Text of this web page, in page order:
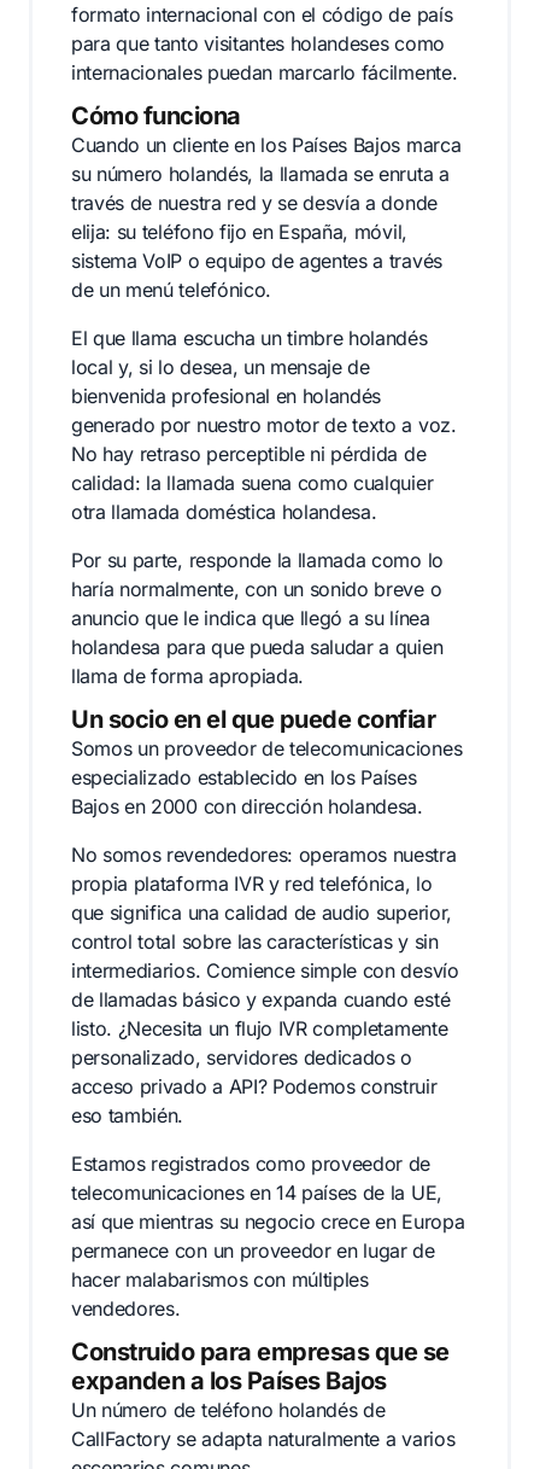
formato internacional con el código de país
para que tanto visitantes holandeses como
internacionales puedan marcarlo fácilmente.
Cómo funciona
Cuando un cliente en los Países Bajos marca
su número holandés, la llamada se enruta a
través de nuestra red y se desvía a donde
elija: su teléfono fijo en España, móvil,
sistema VoIP o equipo de agentes a través
de un menú telefónico.
El que llama escucha un timbre holandés
local y, si lo desea, un mensaje de
bienvenida profesional en holandés
generado por nuestro motor de texto a voz.
No hay retraso perceptible ni pérdida de
calidad: la llamada suena como cualquier
otra llamada doméstica holandesa.
Por su parte, responde la llamada como lo
haría normalmente, con un sonido breve o
anuncio que le indica que llegó a su línea
holandesa para que pueda saludar a quien
llama de forma apropiada.
Un socio en el que puede confiar
Somos un proveedor de telecomunicaciones
especializado establecido en los Países
Bajos en 2000 con dirección holandesa.
No somos revendedores: operamos nuestra
propia plataforma IVR y red telefónica, lo
que significa una calidad de audio superior,
control total sobre las características y sin
intermediarios. Comience simple con desvío
de llamadas básico y expanda cuando esté
listo. ¿Necesita un flujo IVR completamente
personalizado, servidores dedicados o
acceso privado a API? Podemos construir
eso también.
Estamos registrados como proveedor de
telecomunicaciones en 14 países de la UE,
así que mientras su negocio crece en Europa
permanece con un proveedor en lugar de
hacer malabarismos con múltiples
vendedores.
Construido para empresas que se
expanden a los Países Bajos
Un número de teléfono holandés de
CallFactory se adapta naturalmente a varios